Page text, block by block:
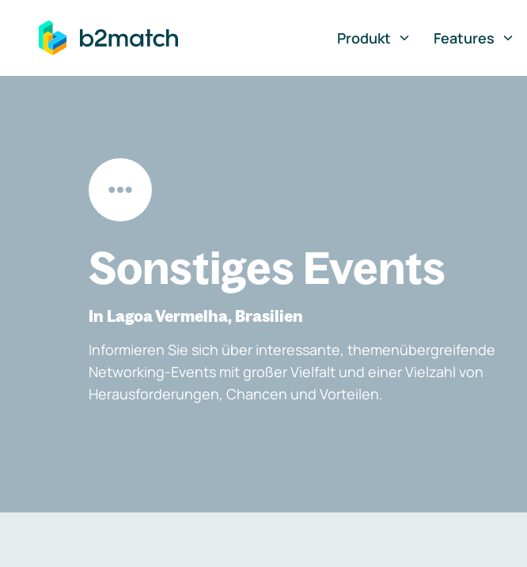
springen
Produkt
Features
Sonstiges Events
In Lagoa Vermelha, Brasilien
Informieren Sie sich über interessante, themenübergreifende
Networking-Events mit großer Vielfalt und einer Vielzahl von
Herausforderungen, Chancen und Vorteilen.